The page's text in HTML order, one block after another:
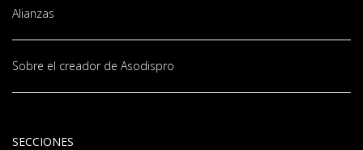
Alianzas
Sobre el creador de Asodispro
SECCIONES